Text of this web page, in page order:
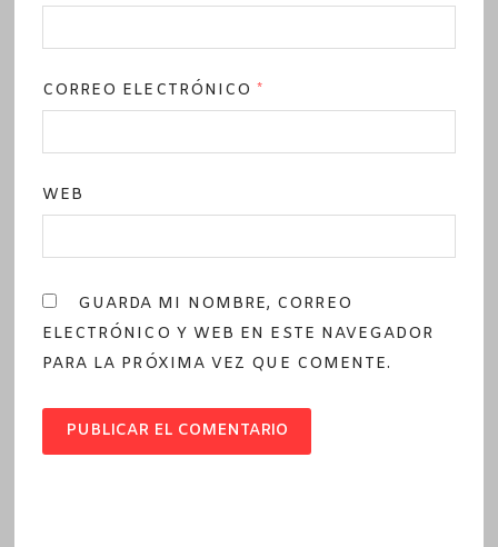
CORREO ELECTRÓNICO*
WEB
GUARDA MI NOMBRE, CORREO
ELECTRÓNICO Y WEB EN ESTE NAVEGADOR
PARA LA PRÓXIMA VEZ QUE COMENTE.